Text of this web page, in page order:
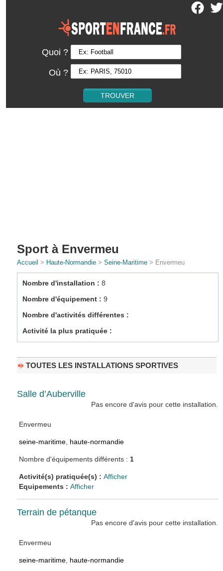
Quoi ?
Où ?
Sport à Envermeu
Accueil > Haute-Normandie >Seine-Maritime > Envermeu
Nombre d'installation :8
Nombre d'équipement :9
Nombre d'activités différentes :
Activité la plus pratiquée :
TOUTES LES INSTALLATIONS SPORTIVES
Salle d’Auberville
Pas encore d'avis pour cette installation.
Envermeu
seine-maritime haute-normandie
Nombre d'équipements différents : 1
Activité(s) pratiquée(s) :Afficher
Equipements :Afficher
Terrain de pétanque
Pas encore d'avis pour cette installation.
Envermeu
seine-maritime haute-normandie